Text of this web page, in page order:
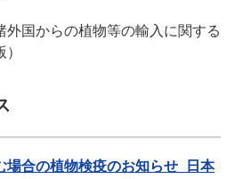
外国からの植物等の輸入に関する
場合の植物検疫のお知らせ_日本